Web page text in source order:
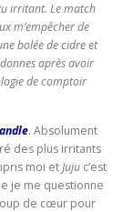
irritant. Le match
m’empêcher de
bolée de cidre et
après avoir
de comptoir
. Absolument
des plus irritants
moi etJuju c’est
je me questionne
de cœur pour